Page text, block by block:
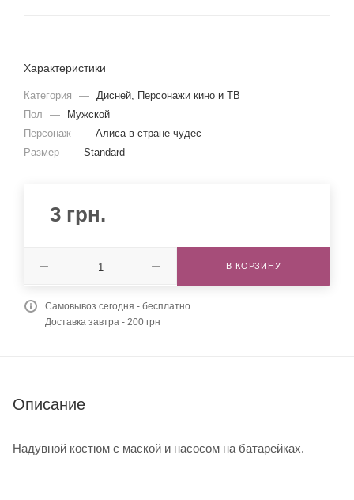
Характеристики
Категория — Дисней, Персонажи кино и ТВ
Пол
—
Мужской
Персонаж — Алиса в стране чудес
Размер — Standard
3 грн.
В КОРЗИНУ
Самовывоз сегодня - бесплатно
Доставка завтра - 200 грн
Описание
Надувной костюм с маской и насосом на батарейках.